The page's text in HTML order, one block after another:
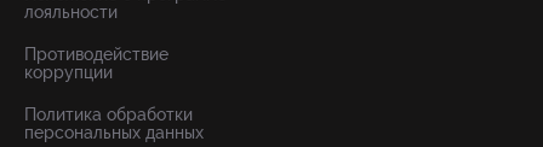
лояльности
Противодействие
коррупции
Политика обработки
персональных данных